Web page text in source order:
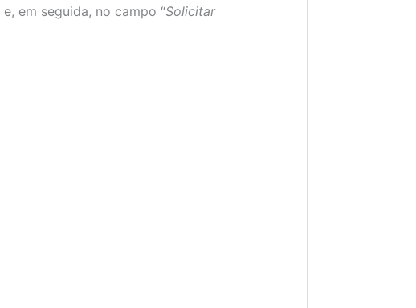
e, em seguida, no campo “Solicitar